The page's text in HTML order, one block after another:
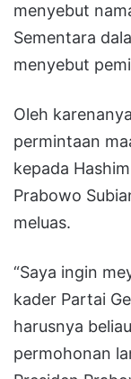
menyebut
Sementara
menyebut
Oleh
permintaan
kepada
Prabowo
meluas.
“Saya ingin
kader Partai
harusnya
permohonan